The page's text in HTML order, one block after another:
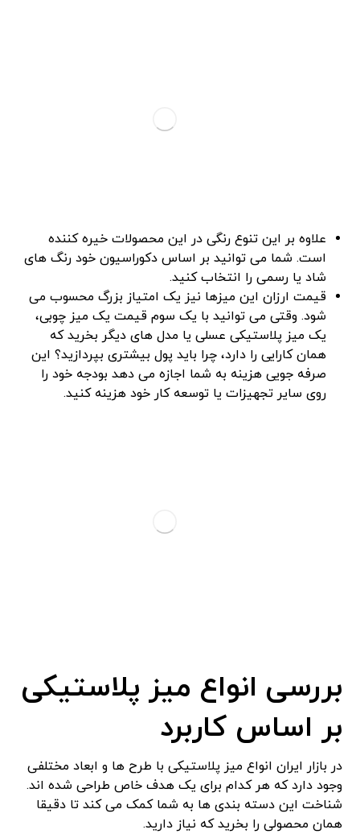
علاوه بر این تنوع رنگی در این محصولات خیره‌ کننده
است. شما می‌ توانید بر اساس دکوراسیون خود رنگ‌ های
شاد یا رسمی را انتخاب کنید.
قیمت ارزان این میزها نیز یک امتیاز بزرگ محسوب می
‌شود. وقتی می‌ توانید با یک سوم قیمت یک میز چوبی،
یک میز پلاستیکی عسلی یا مدل ‌های دیگر بخرید که
همان کارایی را دارد، چرا باید پول بیشتری بپردازید؟ این
صرفه ‌جویی هزینه به شما اجازه می ‌دهد بودجه خود را
روی سایر تجهیزات یا توسعه کار خود هزینه کنید.
بررسی انواع میز پلاستیکی
بر اساس کاربرد
در بازار ایران انواع میز پلاستیکی با طرح ‌ها و ابعاد مختلفی
وجود دارد که هر کدام برای یک هدف خاص طراحی شده‌ اند.
شناخت این دسته ‌بندی ‌ها به شما کمک می ‌کند تا دقیقا
همان محصولی را بخرید که نیاز دارید.